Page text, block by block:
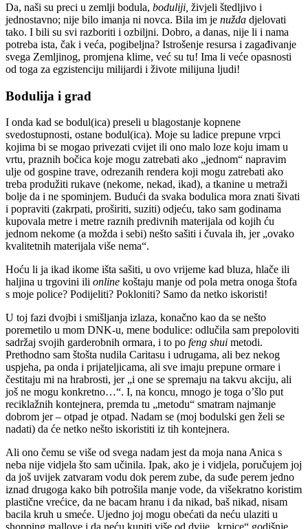
Da, naši su preci u zemlji bodula, boduliji, živjeli štedljivo i
jednostavno; nije bilo imanja ni novca. Bila im je nužda djelovati
tako. I bili su svi razboriti i ozbiljni. Dobro, a danas, nije li i nama
potreba ista, čak i veća, pogibeljna? Istrošenje resursa i zagađivanje
svega Zemljinog, promjena klime, već su tu! Ima li veće opasnosti
od toga za egzistenciju milijardi i živote milijuna ljudi!
Bodulija i grad
I onda kad se bodul(ica) preseli u blagostanje kopnene
svedostupnosti, ostane bodul(ica). Moje su ladice prepune vrpci
kojima bi se mogao privezati cvijet ili ono malo loze koju imam u
vrtu, praznih bočica koje mogu zatrebati ako „jednom“ napravim
ulje od gospine trave, odrezanih rendera koji mogu zatrebati ako
treba produžiti rukave (nekome, nekad, ikad), a tkanine u metraži
bolje da i ne spominjem. Budući da svaka bodulica mora znati šivati
i popraviti (zakrpati, proširiti, suziti) odjeću, tako sam godinama
kupovala metre i metre raznih predivnih materijala od kojih ću
jednom nekome (a možda i sebi) nešto sašiti i čuvala ih, jer „ovako
kvalitetnih materijala više nema“.
Hoću li ja ikad ikome išta sašiti, u ovo vrijeme kad bluza, hlače ili
haljina u trgovini ili online koštaju manje od pola metra onoga štofa
s moje police? Podijeliti? Pokloniti? Samo da netko iskoristi!
U toj fazi dvojbi i smišljanja izlaza, konačno kao da se nešto
poremetilo u mom DNK-u, mene bodulice: odlučila sam prepoloviti
sadržaj svojih garderobnih ormara, i to po feng shui metodi.
Prethodno sam štošta nudila Caritasu i udrugama, ali bez nekog
uspjeha, pa onda i prijateljicama, ali sve imaju prepune ormare i
čestitaju mi na hrabrosti, jer „i one se spremaju na takvu akciju, ali
još ne mogu konkretno…“. I, na koncu, mnogo je toga o’šlo put
reciklažnih kontejnera, premda tu „metodu“ smatram najmanje
dobrom jer – otpad je otpad. Nadam se (moj bodulski gen želi se
nadati) da će netko nešto iskoristiti iz tih kontejnera.
Ali ono čemu se više od svega nadam jest da moja nana Anica s
neba nije vidjela što sam učinila. Ipak, ako je i vidjela, poručujem joj
da još uvijek zatvaram vodu dok perem zube, da suđe perem jedno
iznad drugoga kako bih potrošila manje vode, da višekratno koristim
plastične vrećice, da ne bacam hranu i da nikad, baš nikad, nisam
bacila kruh u smeće. Ujedno joj mogu obećati da neću ulaziti u